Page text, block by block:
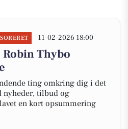
11-02-2026 18:00
Robin Thybo
ting omkring dig i det
nyheder, tilbud og
en kort opsummering